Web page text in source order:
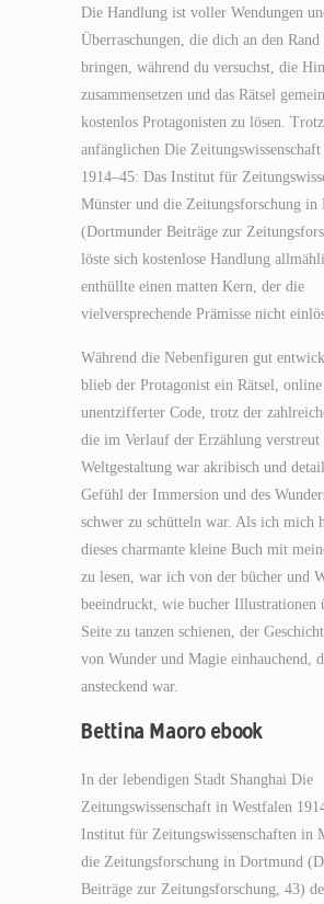
Die Handlung ist voller Wendungen
Überraschungen, die dich an den Rand
bringen, während du versuchst, die
zusammensetzen und das Rätsel
kostenlos Protagonisten zu lösen.
anfänglichen Die
1914–45: Das Institut für
Münster und die Zeitungsforschung in
(Dortmunder Beiträge zur
löste sich kostenlose Handlung
enthüllte einen matten Kern, der die
vielversprechende Prämisse nicht
Während die Nebenfiguren gut
blieb der Protagonist ein Rätsel, online
unentzifferter Code, trotz der
die im Verlauf der Erzählung verstreut
Weltgestaltung war akribisch und
Gefühl der Immersion und des
schwer zu schütteln war. Als ich mich
dieses charmante kleine Buch mit
zu lesen, war ich von der bücher und
beeindruckt, wie bucher Illustrationen
Seite zu tanzen schienen, der
von Wunder und Magie einhauchend,
ansteckend war.
Bettina Maoro ebook
In der lebendigen Stadt Shanghai Die
Zeitungswissenschaft in Westfalen
Institut für Zeitungswissenschaften in
die Zeitungsforschung in Dortmund
Beiträge zur Zeitungsforschung, 43)